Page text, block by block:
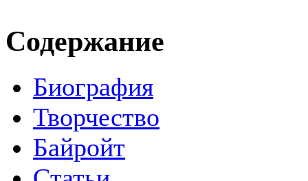
Содержание
Биография
Творчество
Байройт